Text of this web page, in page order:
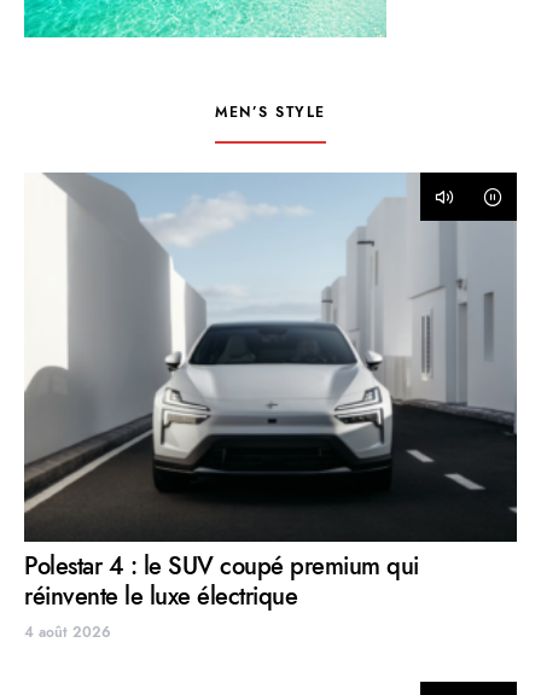
MEN’S STYLE
Polestar 4 : le SUV coupé premium qui
réinvente le luxe électrique
4 août 2026